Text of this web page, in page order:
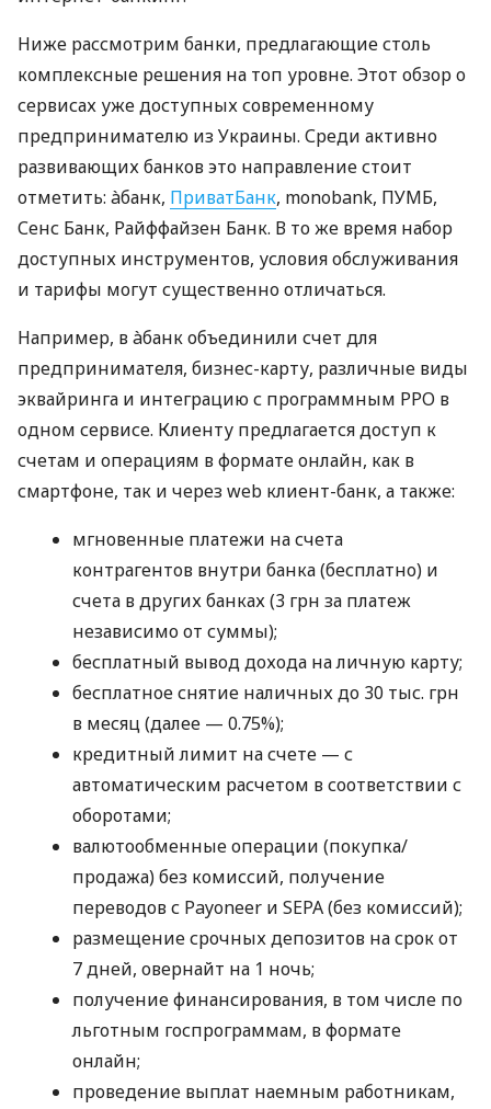
Ниже рассмотрим банки, предлагающие столь
комплексные решения на топ уровне. Этот обзор о
сервисах уже доступных современному
предпринимателю из Украины. Среди активно
развивающих банков это направление стоит
отметить: àбанк, ПриватБанк, monobank, ПУМБ,
Сенс Банк, Райффайзен Банк. В то же время набор
доступных инструментов, условия обслуживания
и тарифы могут существенно отличаться.
Например, в àбанк объединили счет для
предпринимателя, бизнес-карту, различные виды
эквайринга и интеграцию с программным РРО в
одном сервисе. Клиенту предлагается доступ к
счетам и операциям в формате онлайн, как в
смартфоне, так и через web клиент-банк, а также:
мгновенные платежи на счета
контрагентов внутри банка (бесплатно) и
счета в других банках (3 грн за платеж
независимо от суммы);
бесплатный вывод дохода на личную карту;
бесплатное снятие наличных до 30 тыс. грн
в месяц (далее — 0.75%);
кредитный лимит на счете — с
автоматическим расчетом в соответствии с
оборотами;
валютообменные операции (покупка/
продажа) без комиссий, получение
переводов с Payoneer и SEPA (без комиссий);
размещение срочных депозитов на срок от
7 дней, овернайт на 1 ночь;
получение финансирования, в том числе по
льготным госпрограммам, в формате
онлайн;
проведение выплат наемным работникам,